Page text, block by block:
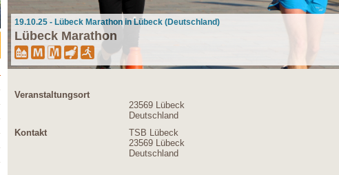
19.10.25 - Lübeck Marathon in Lübeck (Deutschland)
Lübeck Marathon
Veranstaltungsort
23569 Lübeck
Deutschland
Kontakt
TSB Lübeck
23569 Lübeck
Deutschland